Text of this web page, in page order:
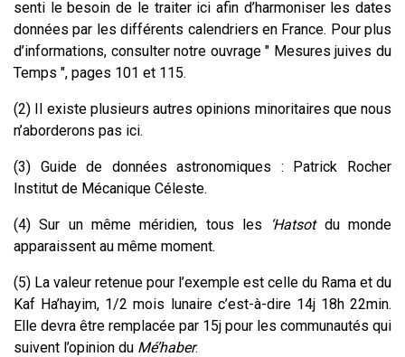
senti le besoin de le traiter ici afin d’harmoniser les dates
données par les différents calendriers en France. Pour plus
d’informations, consulter notre ouvrage " Mesures juives du
Temps ", pages 101 et 115.
(2) Il existe plusieurs autres opinions minoritaires que nous
n’aborderons pas ici.
(3) Guide de données astronomiques : Patrick Rocher
Institut de Mécanique Céleste.
(4) Sur un même méridien, tous les ‘Hatsotdu monde
apparaissent au même moment.
(5) La valeur retenue pour l’exemple est celle du Rama et du
Kaf Ha’hayim, 1/2 mois lunaire c’est-à-dire 14j 18h 22min.
Elle devra être remplacée par 15j pour les communautés qui
suivent l’opinion du Mé’haber.